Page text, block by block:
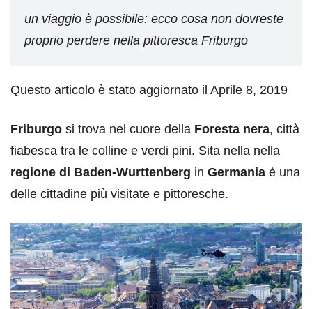
un viaggio è possibile: ecco cosa non dovreste
proprio perdere nella pittoresca Friburgo
Questo articolo è stato aggiornato il Aprile 8, 2019
Friburgo si trova nel cuore della Foresta nera, città
fiabesca tra le colline e verdi pini. Sita nella nella
regione di Baden-Wurttenberg in Germania è una
delle cittadine più visitate e pittoresche.